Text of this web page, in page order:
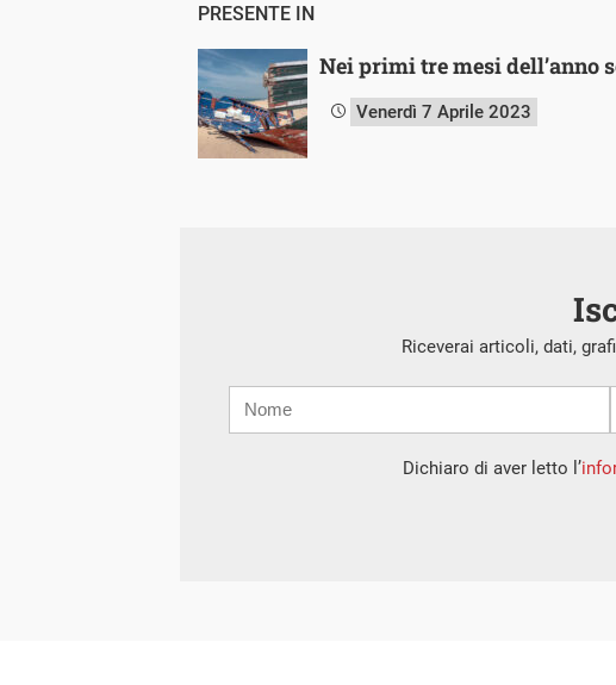
PRESENTE IN
Nei primi tre mesi
Venerdì 7 Aprile 2023
Riceverai articoli, dati,
mail
Dichiaro di aver letto l’